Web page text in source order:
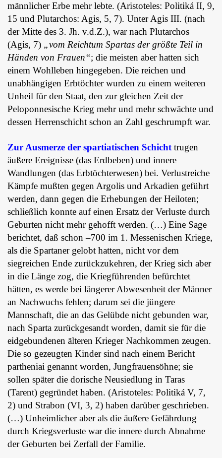
männlicher Erbe mehr lebte. (Aristoteles: Politiká II, 9,
15 und Plutarchos: Agis, 5, 7). Unter Agis III. (nach
der Mitte des 3. Jh. v.d.Z.), war nach Plutarchos
(Agis, 7) „vom Reichtum Spartas der größte Teil in
Händen von Frauen“; die meisten aber hatten sich
einem Wohlleben hingegeben. Die reichen und
unabhängigen Erbtöchter wurden zu einem weiteren
Unheil für den Staat, den zur gleichen Zeit der
Peloponnesische Krieg mehr und mehr schwächte und
dessen Herrenschicht schon an Zahl geschrumpft war.
Zur Ausmerze der spartiatischen Schichttrugen
äußere Ereignisse (das Erdbeben) und innere
Wandlungen (das Erbtöchterwesen) bei. Verlustreiche
Kämpfe mußten gegen Argolis und Arkadien geführt
werden, dann gegen die Erhebungen der Heiloten;
schließlich konnte auf einen Ersatz der Verluste durch
Geburten nicht mehr gehofft werden. (…) Eine Sage
berichtet, daß schon –700 im 1. Messenischen Kriege,
als die Spartaner gelobt hatten, nicht vor dem
siegreichen Ende zurückzukehren, der Krieg sich aber
in die Länge zog, die Kriegführenden befürchtet
hätten, es werde bei längerer Abwesenheit der Männer
an Nachwuchs fehlen; darum sei die jüngere
Mannschaft, die an das Gelübde nicht gebunden war,
nach Sparta zurückgesandt worden, damit sie für die
eidgebundenen älteren Krieger Nachkommen zeugen.
Die so gezeugten Kinder sind nach einem Bericht
partheniai genannt worden, Jungfrauensöhne; sie
sollen später die dorische Neusiedlung in Taras
(Tarent) gegründet haben. (Aristoteles: Politiká V, 7,
2) und Strabon (VI, 3, 2) haben darüber geschrieben.
(…) Unheimlicher aber als die äußere Gefährdung
durch Kriegsverluste war die innere durch Abnahme
der Geburten bei Zerfall der Familie.